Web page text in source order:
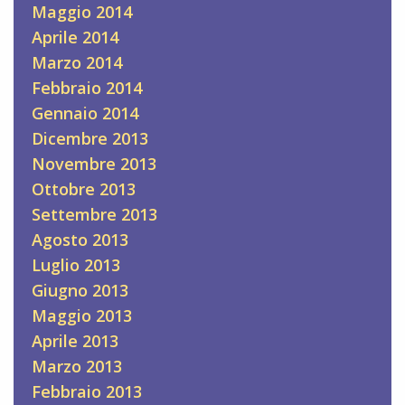
Maggio 2014
Aprile 2014
Marzo 2014
Febbraio 2014
Gennaio 2014
Dicembre 2013
Novembre 2013
Ottobre 2013
Settembre 2013
Agosto 2013
Luglio 2013
Giugno 2013
Maggio 2013
Aprile 2013
Marzo 2013
Febbraio 2013